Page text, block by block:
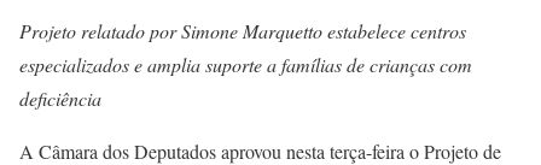
Projeto relatado por Simone Marquetto estabelece centros
especializados e amplia suporte a famílias de crianças com
deficiência
A Câmara dos Deputados aprovou nesta terça-feira o Projeto de